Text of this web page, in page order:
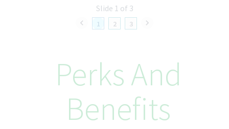
1 2 3
Slide 1 of 3
Perks And
Benefits